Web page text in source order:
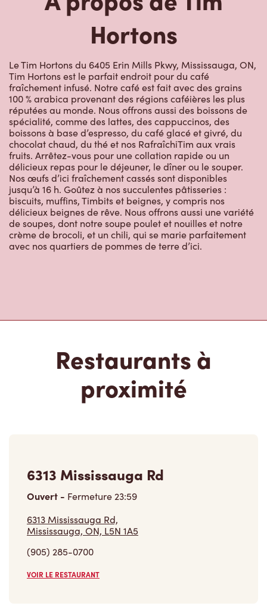
Hortons
Le Tim Hortons du 6405 Erin Mills Pkwy, Mississauga, ON,
Tim Hortons est le parfait endroit pour du café
fraîchement infusé. Notre café est fait avec des grains
100 % arabica provenant des régions caféières les plus
réputées au monde. Nous offrons aussi des boissons de
spécialité, comme des lattes, des cappuccinos, des
boissons à base d’espresso, du café glacé et givré, du
chocolat chaud, du thé et nos RafraîchiTim aux vrais
fruits. Arrêtez-vous pour une collation rapide ou un
délicieux repas pour le déjeuner, le dîner ou le souper.
Nos œufs d’ici fraîchement cassés sont disponibles
jusqu’à 16 h. Goûtez à nos succulentes pâtisseries :
biscuits, muffins, Timbits et beignes, y compris nos
délicieux beignes de rêve. Nous offrons aussi une variété
de soupes, dont notre soupe poulet et nouilles et notre
crème de brocoli, et un chili, qui se marie parfaitement
avec nos quartiers de pommes de terre d’ici.
Restaurants à
proximité
6313 Mississauga Rd
Ouvert - Fermeture23:59
6313 Mississauga Rd,
Mississauga, ON, L5N 1A5
(905) 285-0700
VOIR LE RESTAURANT